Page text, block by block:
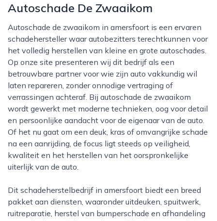
Autoschade De Zwaaikom
Autoschade de zwaaikom in amersfoort is een ervaren
schadehersteller waar autobezitters terechtkunnen voor
het volledig herstellen van kleine en grote autoschades.
Op onze site presenteren wij dit bedrijf als een
betrouwbare partner voor wie zijn auto vakkundig wil
laten repareren, zonder onnodige vertraging of
verrassingen achteraf. Bij autoschade de zwaaikom
wordt gewerkt met moderne technieken, oog voor detail
en persoonlijke aandacht voor de eigenaar van de auto.
Of het nu gaat om een deuk, kras of omvangrijke schade
na een aanrijding, de focus ligt steeds op veiligheid,
kwaliteit en het herstellen van het oorspronkelijke
uiterlijk van de auto.
Dit schadeherstelbedrijf in amersfoort biedt een breed
pakket aan diensten, waaronder uitdeuken, spuitwerk,
ruitreparatie, herstel van bumperschade en afhandeling